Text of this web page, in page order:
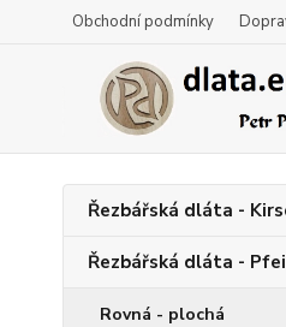
Obchodní podmínky
Řezbářská dláta -
Řezbářská dláta -
Rovná - plochá